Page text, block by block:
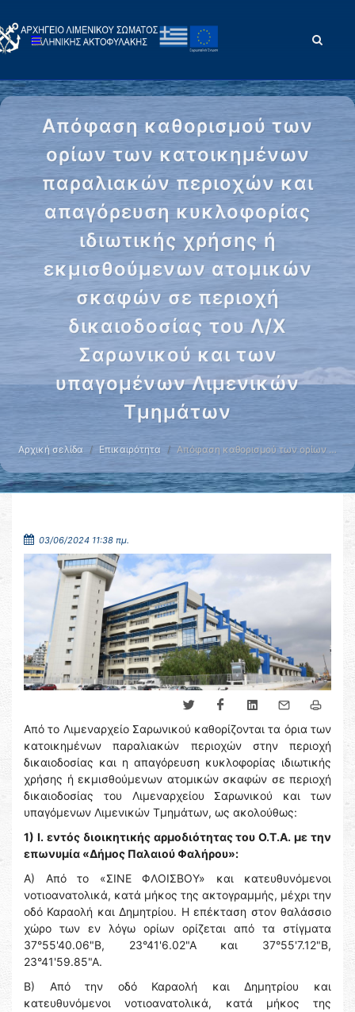
Απόφαση καθορισμού των
ορίων των κατοικημένων
παραλιακών περιοχών και
απαγόρευση κυκλοφορίας
ιδιωτικής χρήσης ή
εκμισθούμενων ατομικών
σκαφών σε περιοχή
δικαιοδοσίας του Λ/Χ
Σαρωνικού και των
υπαγομένων Λιμενικών
Τμημάτων
Αρχική σελίδα Επικαιρότητα Απόφαση καθορισμού των ορίων …
03/06/2024 11:38 πμ.
Από το Λιμεναρχείο Σαρωνικού καθορίζονται τα όρια των
κατοικημένων παραλιακών περιοχών στην περιοχή
δικαιοδοσίας και η απαγόρευση κυκλοφορίας ιδιωτικής
χρήσης ή εκμισθούμενων ατομικών σκαφών σε περιοχή
δικαιοδοσίας του Λιμεναρχείου Σαρωνικού και των
υπαγόμενων Λιμενικών Τμημάτων, ως ακολούθως:
1) Ι. εντός διοικητικής αρμοδιότητας του Ο.Τ.Α. με την
επωνυμία «Δήμος Παλαιού Φαλήρου»:
Α) Από το «ΣΙΝΕ ΦΛΟΙΣΒΟΥ» και κατευθυνόμενοι
νοτιοανατολικά, κατά μήκος της ακτογραμμής, μέχρι την
οδό Καραολή και Δημητρίου. Η επέκταση στον θαλάσσιο
χώρο των εν λόγω ορίων ορίζεται από τα στίγματα
37°55'40.06"Β, 23°41'6.02"Α και 37°55'7.12"Β,
23°41'59.85"Α.
Β) Από την οδό Καραολή και Δημητρίου και
κατευθυνόμενοι νοτιοανατολικά, κατά μήκος της